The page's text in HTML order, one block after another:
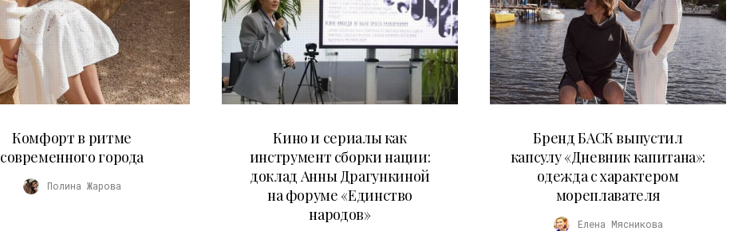
Комфорт в ритме
современного города
Полина Жарова
Кино и сериалы как
инструмент сборки нации:
доклад Анны Драгункиной
на форуме «Единство
народов»
Бренд БАСК выпустил
капсулу «Дневник капитана»:
одежда с характером
мореплавателя
Елена Мясникова